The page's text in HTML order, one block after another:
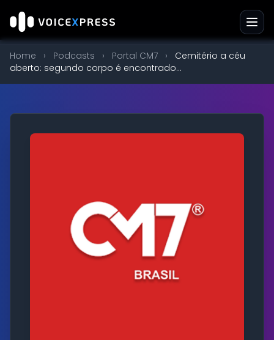
Home › Podcasts › Portal CM7 ›
Cemitério a céu
aberto: segundo corpo é encontrado...